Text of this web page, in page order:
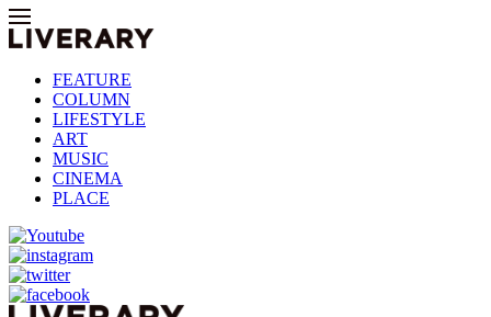
FEATURE
COLUMN
LIFESTYLE
ART
MUSIC
CINEMA
PLACE